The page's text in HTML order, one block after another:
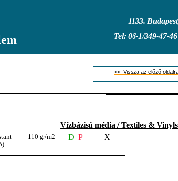
<< Vissza az előző oldalra
1133.
Tel: 06-1/349-47-
Vízbázisú média / Textiles &
110 gr/m2 D P X